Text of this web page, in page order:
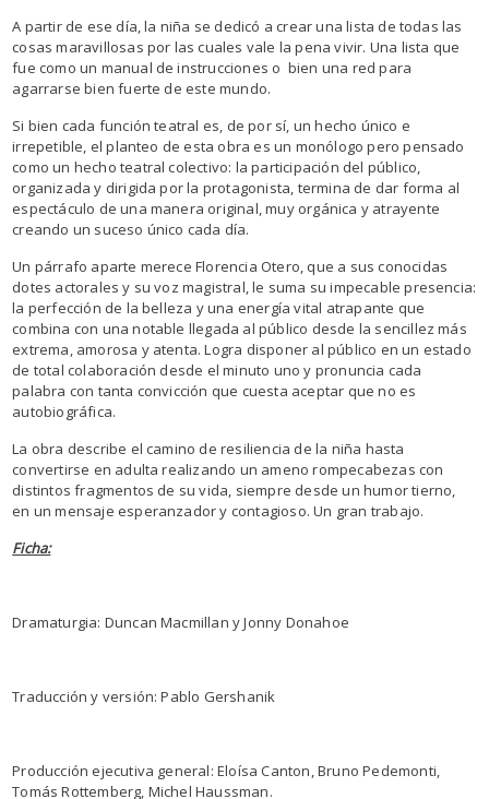
A partir de ese día, la niña se dedicó a crear una lista de todas las
cosas maravillosas por las cuales vale la pena vivir. Una lista que
fue como un manual de instrucciones o bien una red para
agarrarse bien fuerte de este mundo.
Si bien cada función teatral es, de por sí, un hecho único e
irrepetible, el planteo de esta obra es un monólogo pero pensado
como un hecho teatral colectivo: la participación del público,
organizada y dirigida por la protagonista, termina de dar forma al
espectáculo de una manera original, muy orgánica y atrayente
creando un suceso único cada día.
Un párrafo aparte merece Florencia Otero, que a sus conocidas
dotes actorales y su voz magistral, le suma su impecable presencia:
la perfección de la belleza y una energía vital atrapante que
combina con una notable llegada al público desde la sencillez más
extrema, amorosa y atenta. Logra disponer al público en un estado
de total colaboración desde el minuto uno y pronuncia cada
palabra con tanta convicción que cuesta aceptar que no es
autobiográfica.
La obra describe el camino de resiliencia de la niña hasta
convertirse en adulta realizando un ameno rompecabezas con
distintos fragmentos de su vida, siempre desde un humor tierno,
en un mensaje esperanzador y contagioso. Un gran trabajo.
Ficha:
Dramaturgia: Duncan Macmillan y Jonny Donahoe
Traducción y versión: Pablo Gershanik
Producción ejecutiva general: Eloísa Canton, Bruno Pedemonti,
Tomás Rottemberg, Michel Haussman.